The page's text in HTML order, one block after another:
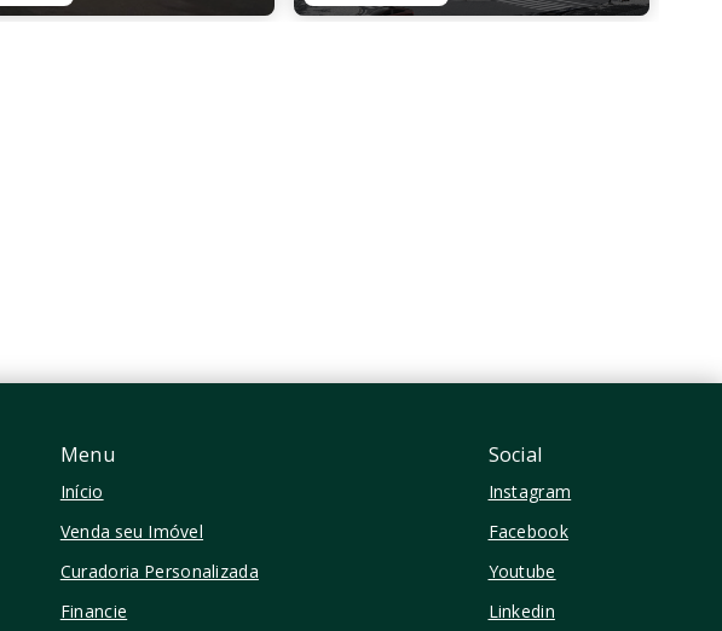
Menu
Início
Venda seu Imóvel
Curadoria Personalizada
Financie
Social
Instagram
Facebook
Youtube
Linkedin